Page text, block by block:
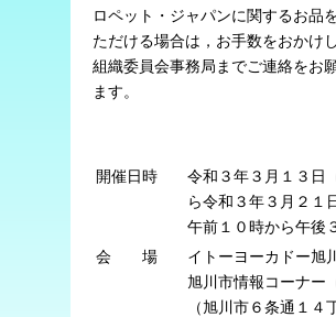
ロペット・ジャパンに関するお品
ただける場合は，お手数をおかけ
組織委員会事務局までご連絡をお
ます。
開催日時
令和３年３月１３日
ら令和３年３月２１
午前１０時から午後
会 場
イトーヨーカドー旭
旭川市情報コーナー
（旭川市６条通１４